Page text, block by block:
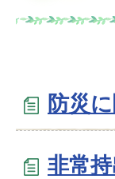
防災
非常